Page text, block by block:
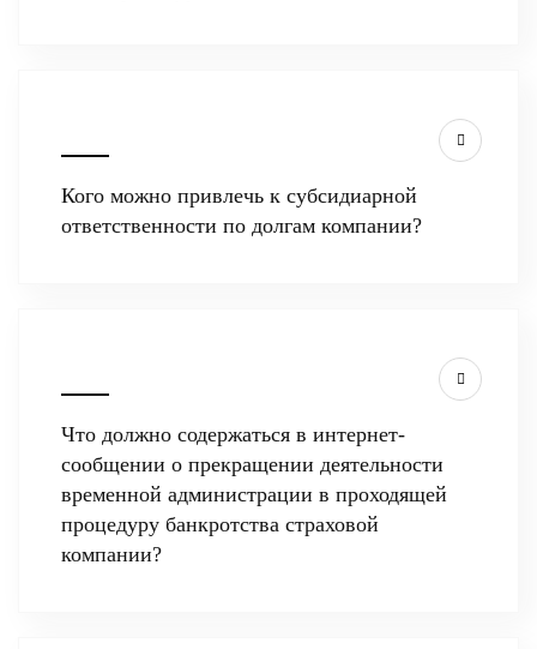
Кого можно привлечь к субсидиарной
ответственности по долгам компании?
Что должно содержаться в интернет-
сообщении о прекращении деятельности
временной администрации в проходящей
процедуру банкротства страховой
компании?